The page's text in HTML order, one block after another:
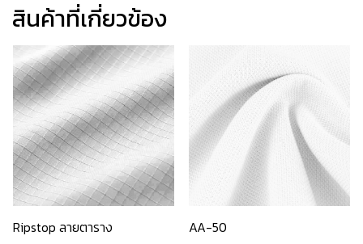
สินค้าที่เกี่ยวข้อง
Ripstop ลายตาราง AA-50